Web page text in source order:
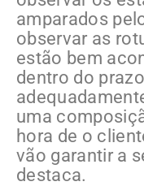
amparados
observar as
estão bem
dentro do
uma
hora de o
vão garantir a
destaca.